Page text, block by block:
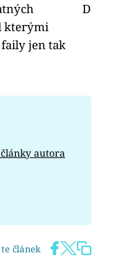
kterými
jen tak
autora
článek